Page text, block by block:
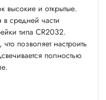
высокие и открытые.
средней части
типа CR2032.
позволяет настроить
полностью